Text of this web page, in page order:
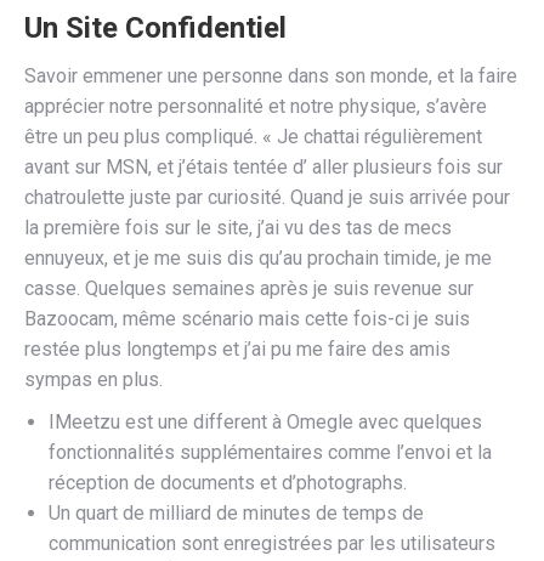
Un Site Confidentiel
Savoir emmener une personne dans son monde, et la faire
apprécier notre personnalité et notre physique, s’avère
être un peu plus compliqué. « Je chattai régulièrement
avant sur MSN, et j’étais tentée d’ aller plusieurs fois sur
chatroulette juste par curiosité. Quand je suis arrivée pour
la première fois sur le site, j’ai vu des tas de mecs
ennuyeux, et je me suis dis qu’au prochain timide, je me
casse. Quelques semaines après je suis revenue sur
Bazoocam, même scénario mais cette fois-ci je suis
restée plus longtemps et j’ai pu me faire des amis
sympas en plus.
IMeetzu est une different à Omegle avec quelques
fonctionnalités supplémentaires comme l’envoi et la
réception de documents et d’photographs.
Un quart de milliard de minutes de temps de
communication sont enregistrées par les utilisateurs